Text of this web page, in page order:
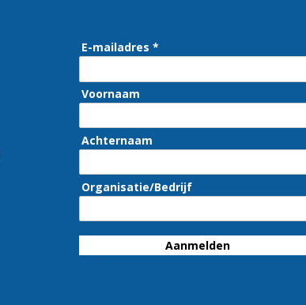
E-mailadres *
Voornaam
Achternaam
Organisatie/Bedrijf
Aanmelden